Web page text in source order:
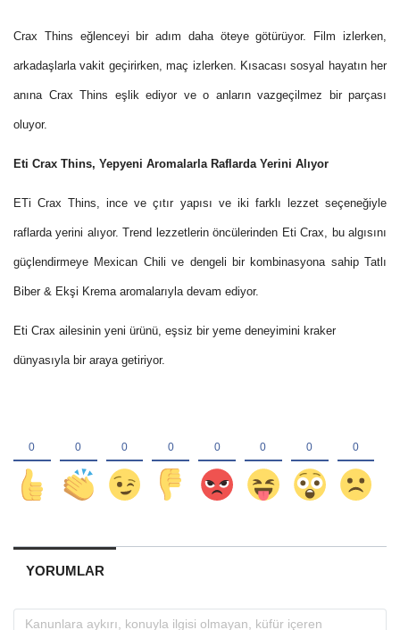
Crax Thins eğlenceyi bir adım daha öteye götürüyor. Film izlerken,
arkadaşlarla vakit geçirirken, maç izlerken. Kısacası sosyal hayatın her
anına Crax Thins eşlik ediyor ve o anların vazgeçilmez bir parçası
oluyor.
Eti Crax Thins, Yepyeni Aromalarla Raflarda Yerini Alıyor
ETi Crax Thins, ince ve çıtır yapısı ve iki farklı lezzet seçeneğiyle
raflarda yerini alıyor. Trend lezzetlerin öncülerinden Eti Crax, bu algısını
güçlendirmeye Mexican Chili ve dengeli bir kombinasyona sahip Tatlı
Biber & Ekşi Krema aromalarıyla devam ediyor.
Eti Crax ailesinin yeni ürünü, eşsiz bir yeme deneyimini kraker
dünyasıyla bir araya getiriyor.
YORUMLAR